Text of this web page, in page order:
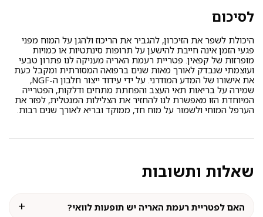
לסיכום
היכולת לשפר את הזיכרון, להגביר את הריכוז ולהגן על המוח מפני
פגעי הזמן אינה חייבת להישען על תרופות סינתטיות או כמויות
מופרזות של קפאין. פטריית רעמת האריה מעניקה לנו פתרון טבעי
ועוצמתי שנבדק לאורך מאות שנים ברפואה המסורתית ומקבל כעת
את אישורו של המדע המודרני. על ידי עידוד ייצור חלבון ה-NGF,
שמירה על בריאות תאי העצב והפחתת מתחים ודלקות, הפטרייה
המיוחדת הזו מאפשרת לנו להחזיר את הצלילות המנטלית, לפזר את
הערפל המוחי ולשמור על מוח חד, ממוקד ובריא לאורך שנים רבות.
שאלות ותשובות
האם לפטריית רעמת האריה יש תופעות לוואי?